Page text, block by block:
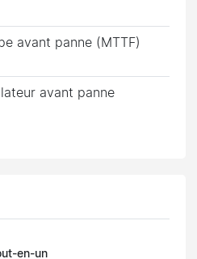
avant panne (MTTF)
avant panne
en-un